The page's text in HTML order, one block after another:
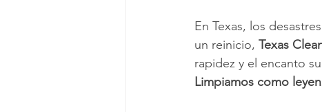
En Texas, los
un reinicio, Texas
rapidez y el encanto
Limpiamos como